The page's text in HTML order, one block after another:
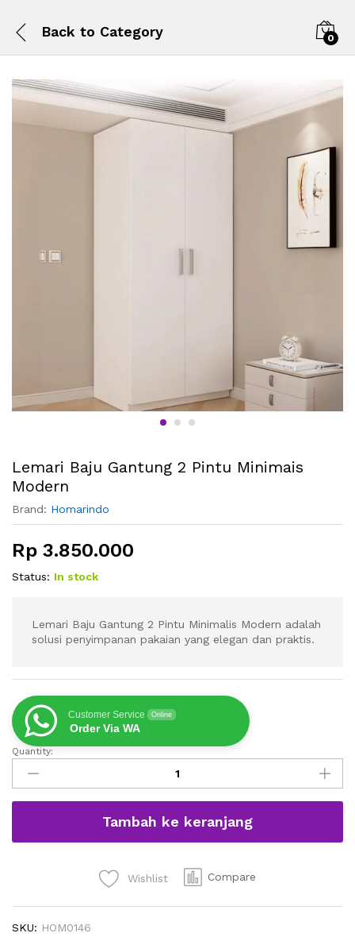
Back to Category 0
Lemari Baju Gantung 2 Pintu Minimais
Modern
Brand: Homarindo
Rp 3.850.000
Status: In stock
Lemari Baju Gantung 2 Pintu Minimalis Modern adalah
solusi penyimpanan pakaian yang elegan dan praktis.
Customer Service Online
Order Via WA
Lemari
Baju
Gantung
2
Minimais
Quantity:
Tambah ke keranjang
Wishlist Compare
SKU: HOM0146